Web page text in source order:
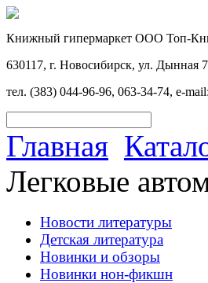
Книжный гипермаркет ООО Топ-
630117, г. Новосибирск, ул. Дынная
тел. (383) 044-96-96, 063-34-74, e-
Главная
Легковые
Новости литературы
Детская литература
Новинки и обзоры
Новинки нон-фикшн